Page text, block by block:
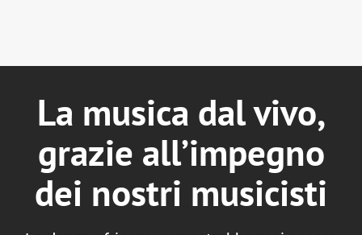
La musica dal vivo,
grazie all’impegno
dei nostri musicisti